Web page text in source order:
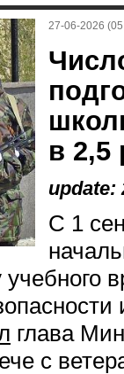
27-06-2026
в 2,5
update:
С 1
глава
с